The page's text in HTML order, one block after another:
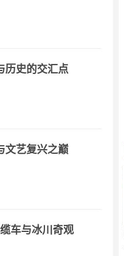
历史的交汇点
文艺复兴之巅
车与冰川奇观